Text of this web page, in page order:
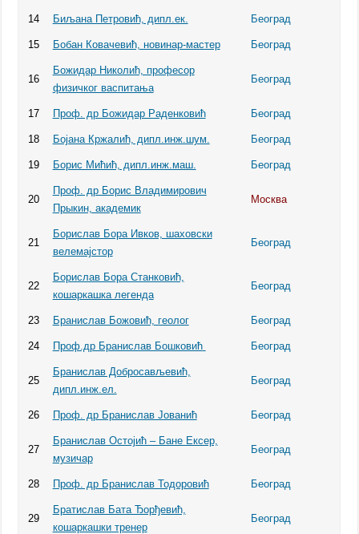
14 Биљана Петровић, дипл.ек. Београд
15 Бобан Ковачевић, новинар-мастер Београд
16
Божидар Николић, професор
физичког васпитања
Београд
17 Проф. др Божидар Раденковић Београд
18 Бојана Кржалић, дипл.инж.шум. Београд
19 Борис Мићић, дипл.инж.маш. Београд
20
Проф. др Борис Владимирович
Прыкин, академик
Москва
21
Бoрислав Бора Ивков, шаховски
велемајстор
Београд
22
Бoрислав Бора Станковић,
кошаркашка легенда
Београд
23 Бранислав Божовић, геолог Београд
24 Проф.др Бранислав Бошковић Београд
25
Бранислав Добросављевић,
дипл.инж.ел.
Београд
26 Проф. др Бранислав Јованић Београд
27
Бранислав Остојић – Бане Ексер,
музичар
Београд
28 Проф. др Бранислав Тодоровић Београд
29
Братислав Бата Ђорђевић,
кошаркашки тренер
Београд